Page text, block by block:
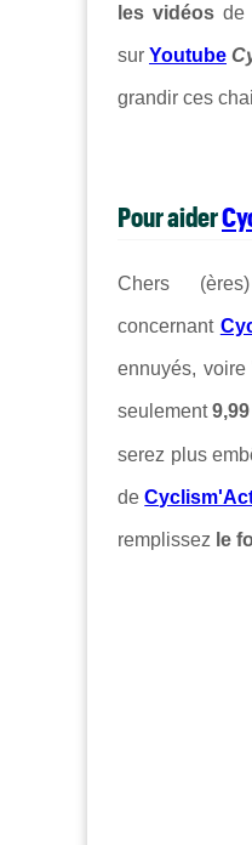
les vidéosde
sur Youtube
grandir ces
Pour aider
Chers
concernant
ennuyés, voire
seulement
serez plus
de
remplissez le